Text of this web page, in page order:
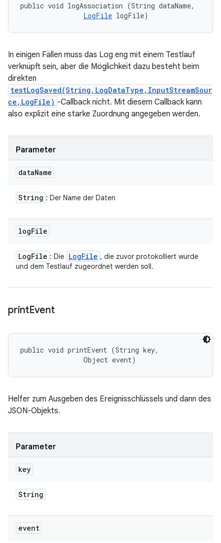
public void logAssociation (String dataName,
LogFile logFile)
In einigen Fällen muss das Log eng mit einem Testlauf
verknüpft sein, aber die Möglichkeit dazu besteht beim
direkten
testLogSaved(String,LogDataType,InputStreamSour
ce,LogFile) -Callback nicht. Mit diesem Callback kann
also explizit eine starke Zuordnung angegeben werden.
Parameter
dataName
String : Der Name der Daten
logFile
LogFile : Die LogFile , die zuvor protokolliert wurde
und dem Testlauf zugeordnet werden soll.
printEvent
public void printEvent (String key,
                Object event)
Helfer zum Ausgeben des Ereignisschlüssels und dann des
JSON-Objekts.
Parameter
key
String
event